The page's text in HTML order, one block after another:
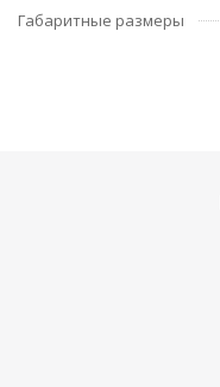
Габаритные размеры